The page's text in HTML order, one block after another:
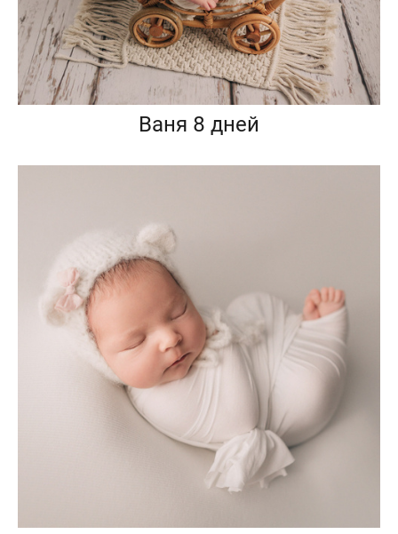
Ваня 8 дней